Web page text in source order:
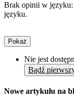
Brak opinii w języku:
języku.
Pokaż
Nie jest
Bądź
Nowe artykułu na